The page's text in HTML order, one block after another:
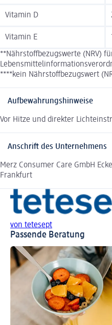
Vitamin D
Vitamin E
**Nährstoffbezugswerte (NRV)
****kein Nährstoffbezugswert
Aufbewahrungshinweise
Vor Hitze und direkter
Anschrift des Unternehmens
Merz Consumer Care GmbH
Frankfurt
von tetesept
Passende Beratung